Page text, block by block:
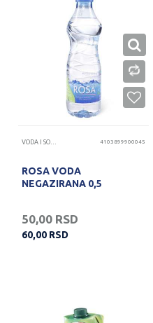
VODA I SOKOVI 4103899900045
ROSA VODA
NEGAZIRANA 0,5
50,00 RSD
60,00 RSD